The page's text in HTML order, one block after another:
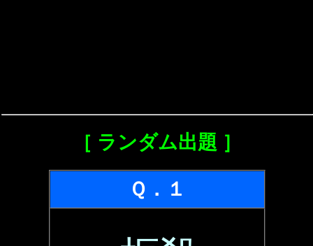
［ ランダム出題 ］
Ｑ．１